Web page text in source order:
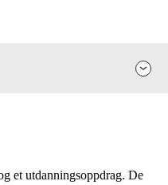
et utdanningsoppdrag. De